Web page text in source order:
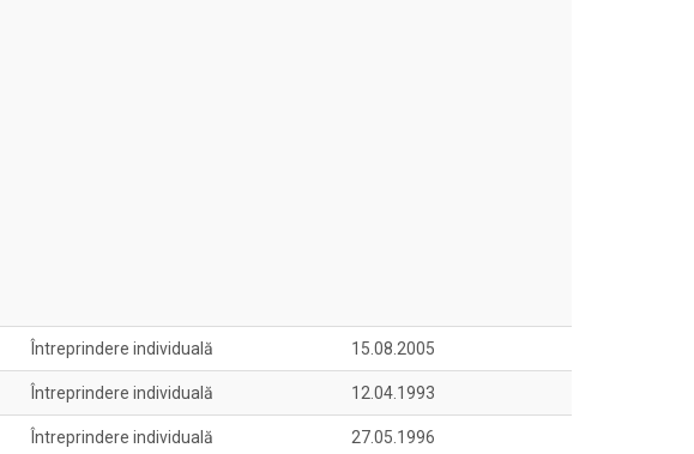
Întreprindere individuală 15.08.2005
Întreprindere individuală 12.04.1993
Întreprindere individuală 27.05.1996